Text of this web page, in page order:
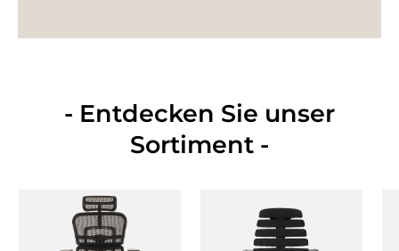
- Entdecken Sie unser
Sortiment -